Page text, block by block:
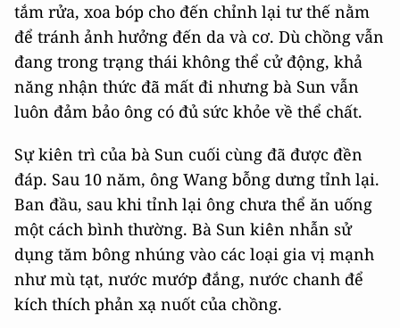
tắm rửa, xoa bóp cho đến chỉnh lại tư thế nằm
để tránh ảnh hưởng đến da và cơ. Dù chồng vẫn
đang trong trạng thái không thể cử động, khả
năng nhận thức đã mất đi nhưng bà Sun vẫn
luôn đảm bảo ông có đủ sức khỏe về thể chất.
Sự kiên trì của bà Sun cuối cùng đã được đền
đáp. Sau 10 năm, ông Wang bỗng dưng tỉnh lại.
Ban đầu, sau khi tỉnh lại ông chưa thể ăn uống
một cách bình thường. Bà Sun kiên nhẫn sử
dụng tăm bông nhúng vào các loại gia vị mạnh
như mù tạt, nước mướp đắng, nước chanh để
kích thích phản xạ nuốt của chồng.